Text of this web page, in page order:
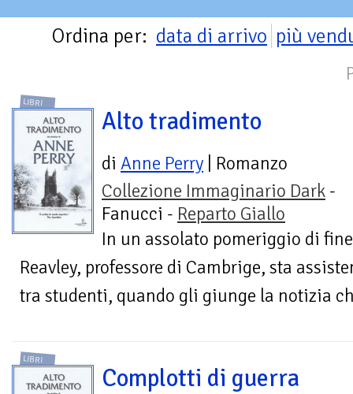
Ordina per: data di arrivo più
LIBRI
Alto tradimento
di Anne Perry | Romanzo
Collezione Immaginario Dark -
Fanucci - Reparto Giallo
In un assolato pomeriggio di
Reavley, professore di Cambrige, sta
tra studenti, quando gli giunge la notizia
LIBRI
Complotti di guerra